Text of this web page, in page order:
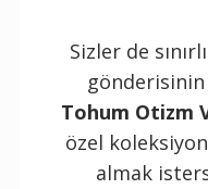
Sizler de
Tohum Otizm
özel
almak